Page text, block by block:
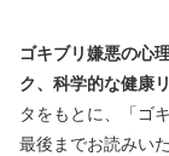
ゴキブリ嫌悪の心
ク、科学的な健康
タをもとに、「ゴ
最後までお読みい